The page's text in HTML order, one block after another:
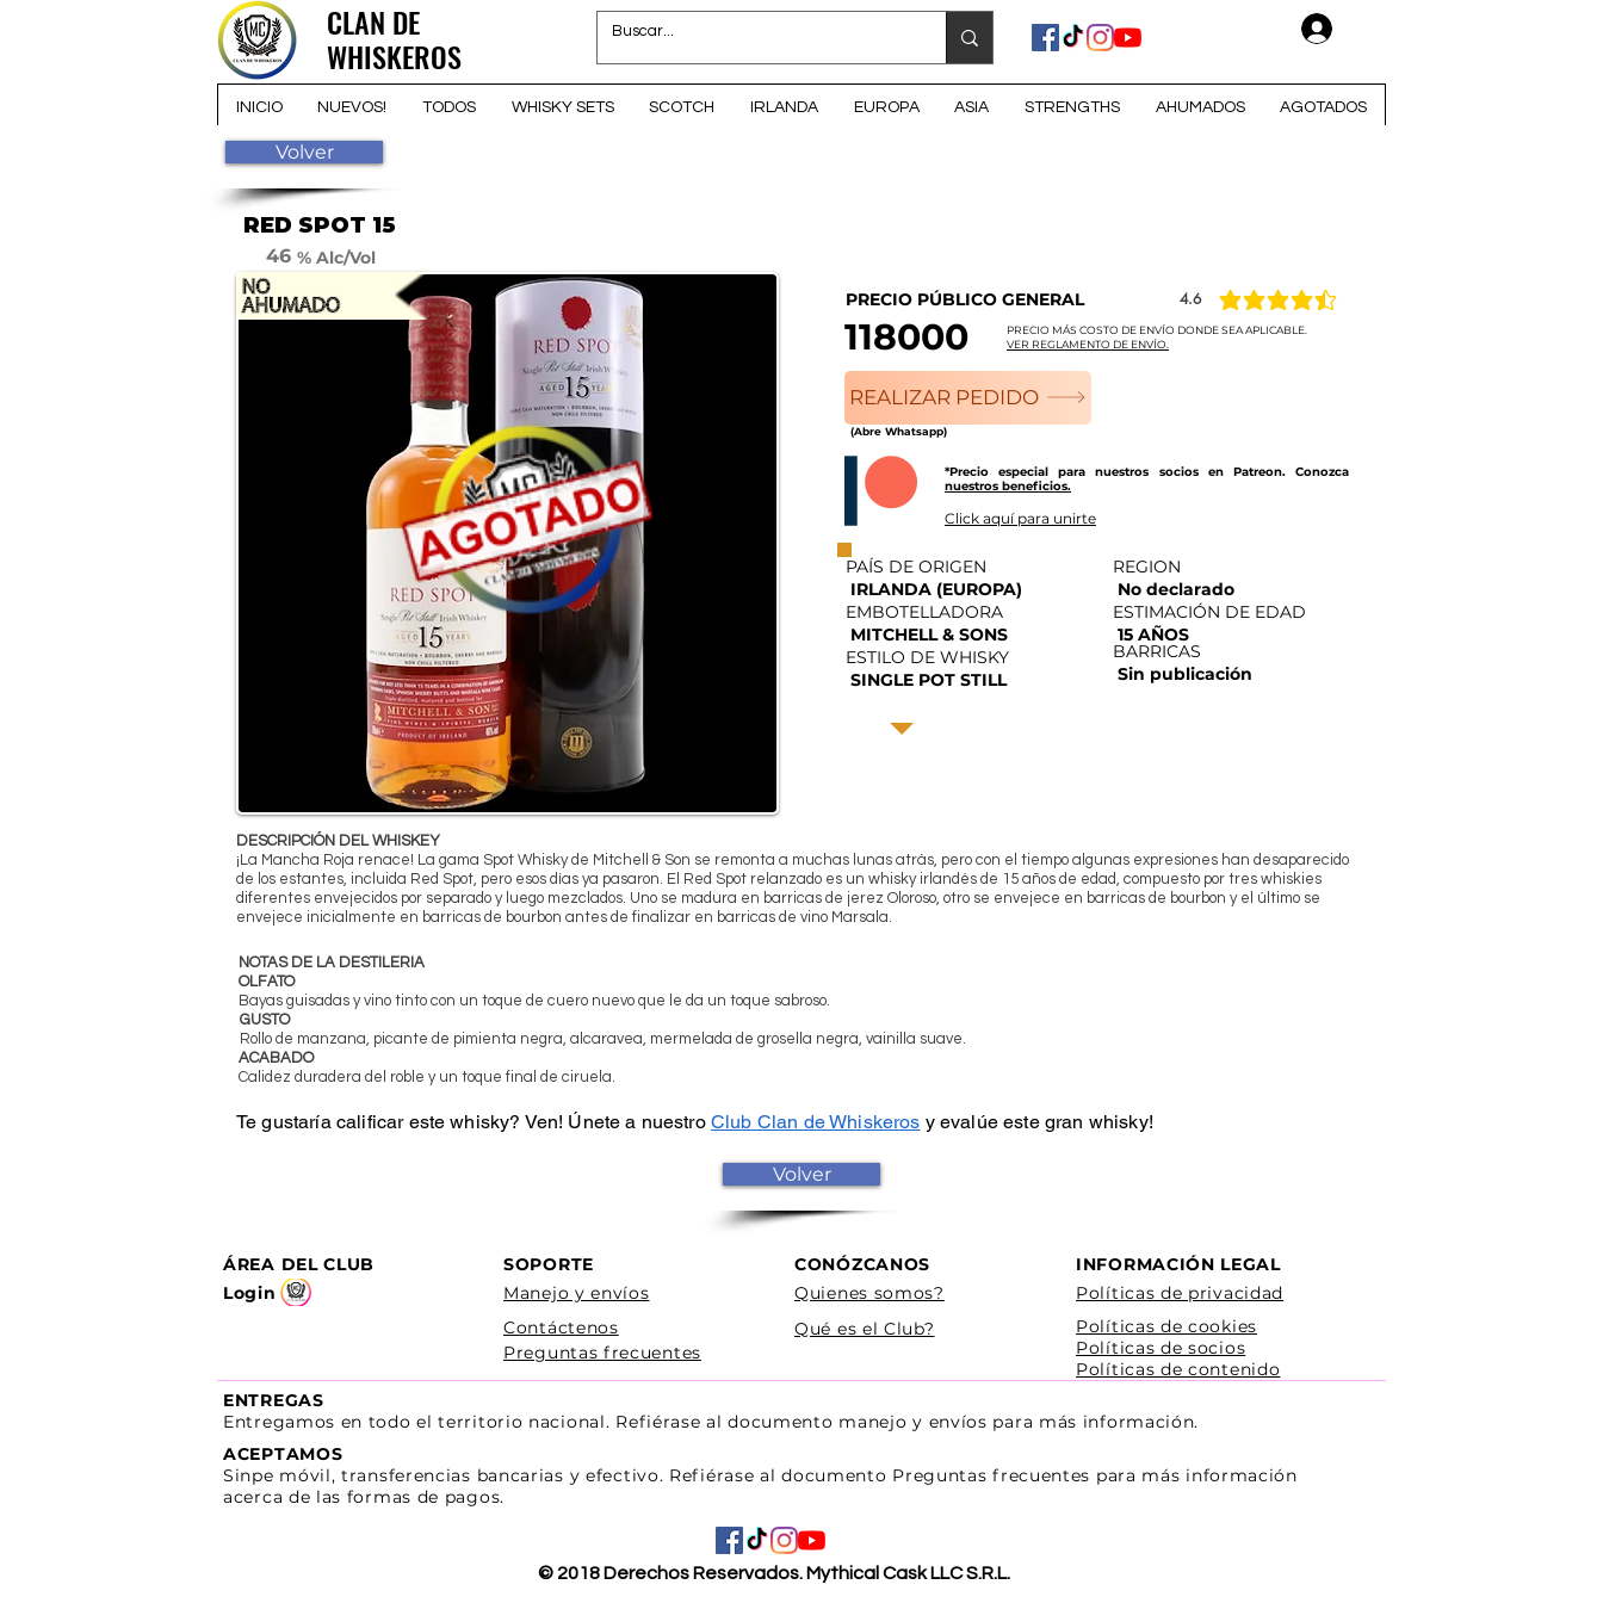
CLAN DE
WHISKEROS
CLAN DE
WHISKEROS
INICIO NUEVOS! TODOS WHISKY SETS SCOTCH IRLANDA EUROPA ASIA STRENGTHS AHUMADOS AGOTADOS
Volver
RED SPOT 15
46 % Alc/Vol
PRECIO PÚBLICO GENERAL
4.6 la calificación promedio es 4.6 de 5
118000
PRECIO MÁS COSTO DE ENVÍO DONDE SEA APLICABLE.
VER REGLAMENTO DE ENVÍO.
REALIZAR PEDIDO
(Abre Whatsapp)
*Precio especial para nuestros socios en Patreon. Conozca
nuestros beneficios.
Click aquí para unirte
PAÍS DE ORIGEN
IRLANDA (EUROPA)
EMBOTELLADORA
MITCHELL & SONS
ESTILO DE WHISKY
SINGLE POT STILL
REGION
No declarado
ESTIMACIÓN DE EDAD
BARRICAS
15 AÑOS
Sin publicación
DESCRIPCIÓN DEL WHISKEY
¡La Mancha Roja renace! La gama Spot Whisky de Mitchell & Son se remonta a muchas lunas atrás, pero con el tiempo algunas expresiones han desaparecido
de los estantes, incluida Red Spot, pero esos días ya pasaron. El Red Spot relanzado es un whisky irlandés de 15 años de edad, compuesto por tres whiskies
diferentes envejecidos por separado y luego mezclados. Uno se madura en barricas de jerez Oloroso, otro se envejece en barricas de bourbon y el último se
envejece inicialmente en barricas de bourbon antes de finalizar en barricas de vino Marsala.
NOTAS DE LA DESTILERIA
OLFATO
Bayas guisadas y vino tinto con un toque de cuero nuevo que le da un toque sabroso.
GUSTO
Rollo de manzana, picante de pimienta negra, alcaravea, mermelada de grosella negra, vainilla suave.
ACABADO
Calidez duradera del roble y un toque final de ciruela.
Te gustaría calificar este whisky? Ven! Únete a nuestro Club Clan de Whiskeros y evalúe este gran whisky!
Volver
ÁREA DEL CLUB
Login
SOPORTE
Manejo y envíos
Contáctenos
CONÓZCANOS
Quienes somos?
Qué es el Club?
Preguntas frecuentes
INFORMACIÓN LEGAL
Políticas de privacidad
Políticas de cookies
Políticas de socios
Políticas de contenido
ENTREGAS
Entregamos en todo el territorio nacional. Refiérase al documento manejo y envíos para más información.
ACEPTAMOS
Sinpe móvil, transferencias bancarias y efectivo. Refiérase al documento Preguntas frecuentes para más información
acerca de las formas de pagos.
© 2018 Derechos Reservados. Mythical Cask LLC S.R.L.